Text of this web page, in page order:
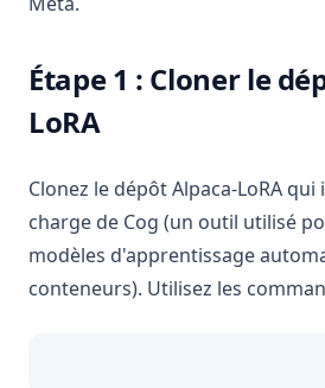
Étape 1 : Cloner le
LoRA
Clonez le dépôt Alpaca-LoRA
charge de Cog (un outil utilisé
modèles d'apprentissage
conteneurs). Utilisez les